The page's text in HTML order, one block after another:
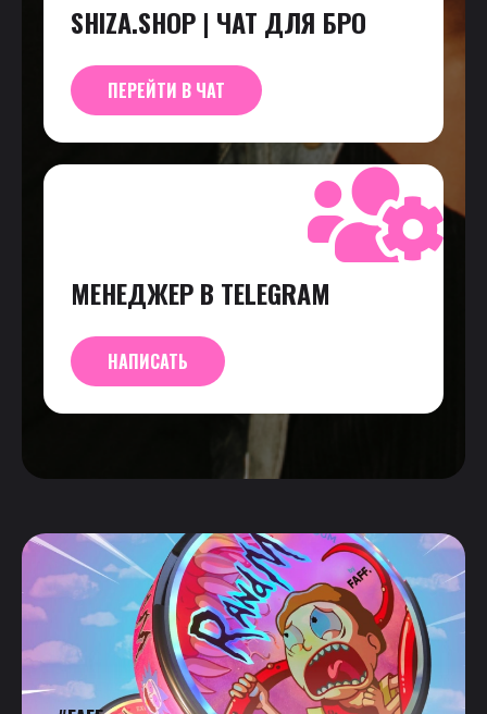
SHIZA.SHOP | ЧАТ ДЛЯ БРО
ПЕРЕЙТИ В ЧАТ
МЕНЕДЖЕР В TELEGRAM
НАПИСАТЬ